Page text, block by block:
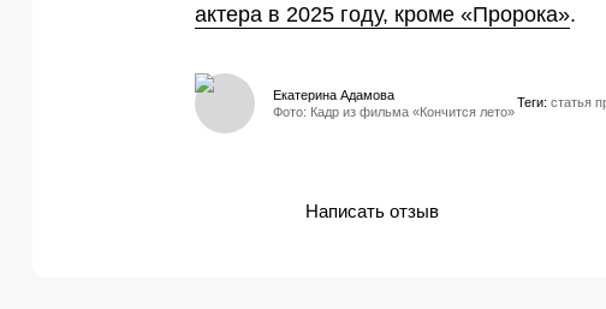
актера в 2025 году, кроме «Пророка».
Фото: Кадр из фильма «Кончится лето»
Екатерина Адамова
Теги: статья
Написать отзыв